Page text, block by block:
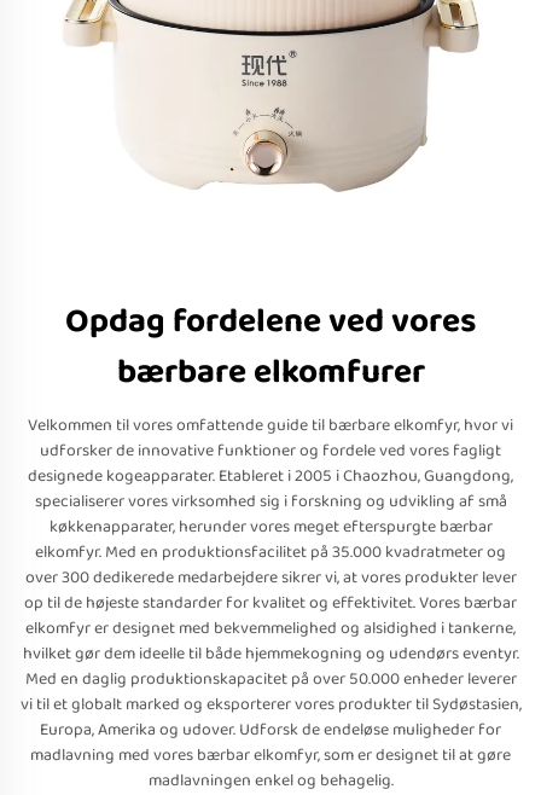
Opdag fordelene ved vores
bærbare elkomfurer
Velkommen til vores omfattende guide til bærbare elkomfyr, hvor vi
udforsker de innovative funktioner og fordele ved vores fagligt
designede kogeapparater. Etableret i 2005 i Chaozhou, Guangdong,
specialiserer vores virksomhed sig i forskning og udvikling af små
køkkenapparater, herunder vores meget efterspurgte bærbar
elkomfyr. Med en produktionsfacilitet på 35.000 kvadratmeter og
over 300 dedikerede medarbejdere sikrer vi, at vores produkter lever
op til de højeste standarder for kvalitet og effektivitet. Vores bærbar
elkomfyr er designet med bekvemmelighed og alsidighed i tankerne,
hvilket gør dem ideelle til både hjemmekogning og udendørs eventyr.
Med en daglig produktionskapacitet på over 50.000 enheder leverer
vi til et globalt marked og eksporterer vores produkter til Sydøstasien,
Europa, Amerika og udover. Udforsk de endeløse muligheder for
madlavning med vores bærbar elkomfyr, som er designet til at gøre
madlavningen enkel og behagelig.